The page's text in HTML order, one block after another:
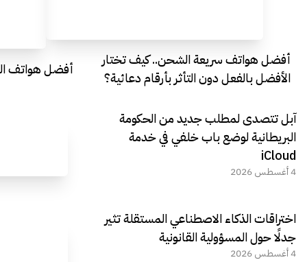
أفضل هواتف سريعة الشحن.. كيف تختار
الأفضل بالفعل دون التأثر بأرقام دعائية؟
أفضل هواتف
آبل تتصدى لمطلب جديد من الحكومة
البريطانية لوضع باب خلفي في خدمة
iCloud
4 أغسطس 2026
اختراقات الذكاء الاصطناعي المستقلة تثير
جدلًا حول المسؤولية القانونية
4 أغسطس 2026